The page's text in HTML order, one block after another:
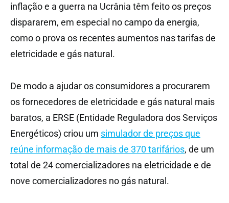
inflação e a guerra na Ucrânia têm feito os preços
dispararem, em especial no campo da energia,
como o prova os recentes aumentos nas tarifas de
eletricidade e gás natural.
De modo a ajudar os consumidores a procurarem
os fornecedores de eletricidade e gás natural mais
baratos, a ERSE (Entidade Reguladora dos Serviços
Energéticos) criou um simulador de preços que
reúne informação de mais de 370 tarifários, de um
total de 24 comercializadores na eletricidade e de
nove comercializadores no gás natural.